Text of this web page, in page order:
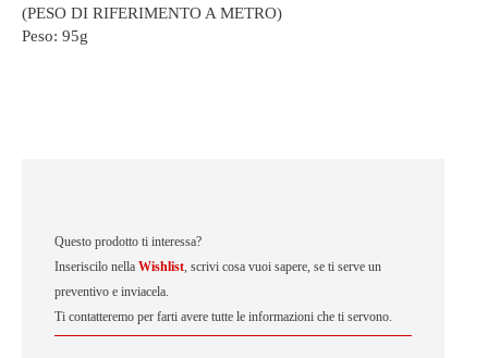
Questo prodotto ti interessa?
Inseriscilo nella Wishlist, scrivi cosa vuoi sapere, se ti serve un
preventivo e inviacela.
Ti contatteremo per farti avere tutte le informazioni che ti servono.
(PESO DI RIFERIMENTO A METRO)
Peso: 95g